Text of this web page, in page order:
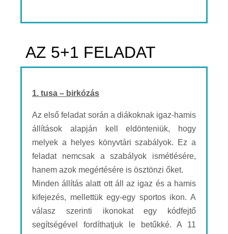
AZ 5+1 FELADAT
1. tusa – birkózás
Az első feladat során a diákoknak igaz-hamis
állítások alapján kell eldönteniük, hogy
melyek a helyes könyvtári szabályok. Ez a
feladat nemcsak a szabályok ismétlésére,
hanem azok megértésére is ösztönzi őket.
Minden állítás alatt ott áll az igaz és a hamis
kifejezés, mellettük egy-egy sportos ikon. A
válasz szerinti ikonokat egy kódfejtő
segítségével fordíthatjuk le betűkké. A 11